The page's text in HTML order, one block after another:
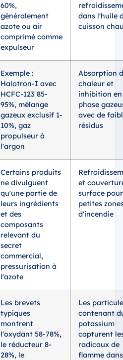
60%,
généralement
azote ou air
comprimé comme
expulseur
dans l'huile
cuisson
Exemple :
Halotron-I avec
HCFC-123 85-
95%, mélange
gazeux exclusif 1-
10%, gaz
propulseur à
l'argon
Absorption
chaleur et
inhibition en
phase
avec de
résidus
Certains produits
ne divulguent
qu'une partie de
leurs ingrédients
et des
composants
relevant du
secret
commercial,
pressurisation à
l'azote
et
surface
petites
d'incendie
Les brevets
typiques
montrent
l'oxydant 58-78%,
le réducteur 8-
28%, le
Les
contenant
potassium
capturent
radicaux de
flamme